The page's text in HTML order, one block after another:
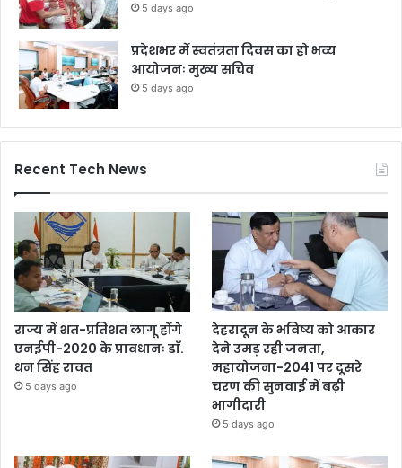
5 days ago
प्रदेशभर में स्वतंत्रता दिवस का हो भव्य
आयोजनः मुख्य सचिव
5 days ago
Recent Tech News
राज्य में शत-प्रतिशत लागू होंगे
एनईपी-2020 के प्रावधानः डाॅ.
धन सिंह रावत
5 days ago
देहरादून के भविष्य को आकार
देने उमड़ रही जनता,
महायोजना-2041 पर दूसरे
चरण की सुनवाई में बढ़ी
भागीदारी
5 days ago